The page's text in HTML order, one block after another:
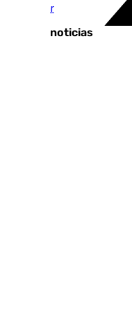
Almuñécar
Últimas noticias